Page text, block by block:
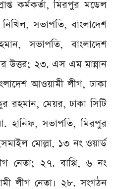
কর্মকর্তা, মিরপুর মডেল
সভাপতি, বাংলাদেশ
সভাপতি, বাংলাদেশ
উত্তর; ২৩. এস এম মান্নান
আওয়ামী লীগ, ঢাকা
মেয়র, ঢাকা সিটি
হানিফ, সভাপতি, মিরপুর
মোল্লা, ১৩ নং ওয়ার্ড
নেতা; ২৭. বাপ্পি, ৬ নং
লীগ নেতা। ২৮. সংগঠন